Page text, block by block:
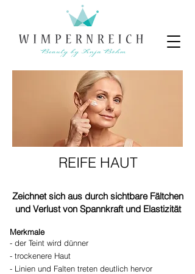
REIFE HAUT
Zeichnet sich aus durch sichtbare Fältchen
und Verlust von Spannkraft und Elastizität
Merkmale
- der Teint wird dünner
- trockenere Haut
- Linien und Falten treten deutlich hervor